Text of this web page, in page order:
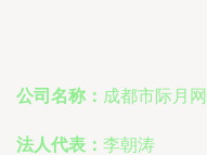
公司名称： 成都市际月
法人代表： 李朝涛